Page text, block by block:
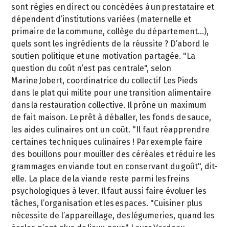
sont régies en direct ou concédées à un prestataire et
dépendent d’institutions variées (maternelle et
primaire de la commune, collège du département…),
quels sont les ingrédients de la réussite ? D’abord le
soutien politique et une motivation partagée. "La
question du coût n’est pas centrale", selon
Marine Jobert, coordinatrice du collectif Les Pieds
dans le plat qui milite pour une transition alimentaire
dans la restauration collective. Il prône un maximum
de fait maison. Le prêt à déballer, les fonds de sauce,
les aides culinaires ont un coût. "Il faut réapprendre
certaines techniques culinaires ! Par exemple faire
des bouillons pour mouiller des céréales et réduire les
grammages en viande tout en conservant du goût", dit-
elle. La place de la viande reste parmi les freins
psychologiques à lever. Il faut aussi faire évoluer les
tâches, l’organisation et les espaces. "Cuisiner plus
nécessite de l’appareillage, des légumeries, quand les